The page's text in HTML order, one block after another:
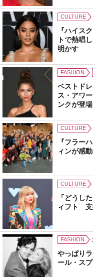
CULTURE
『ハイス
トで熱唱
明かす
FASHION
ベストド
ス・アワ
ンクが登場
CULTURE
『フラー
ィンが感
CULTURE
「どうし
ィフト 支
FASHION
やっぱり
ール・ス